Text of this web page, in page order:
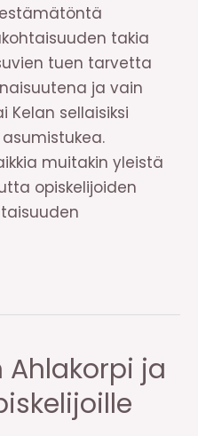
takia
tuen tarvetta
ja vain
Kelan sellaisiksi
muitakin yleistä
opiskelijoiden
ja